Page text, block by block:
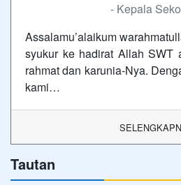
- Kepala
Assalamu’alaikum
syukur ke hadirat Allah SWT
rahmat dan karunia-Nya.
kami…
Tautan